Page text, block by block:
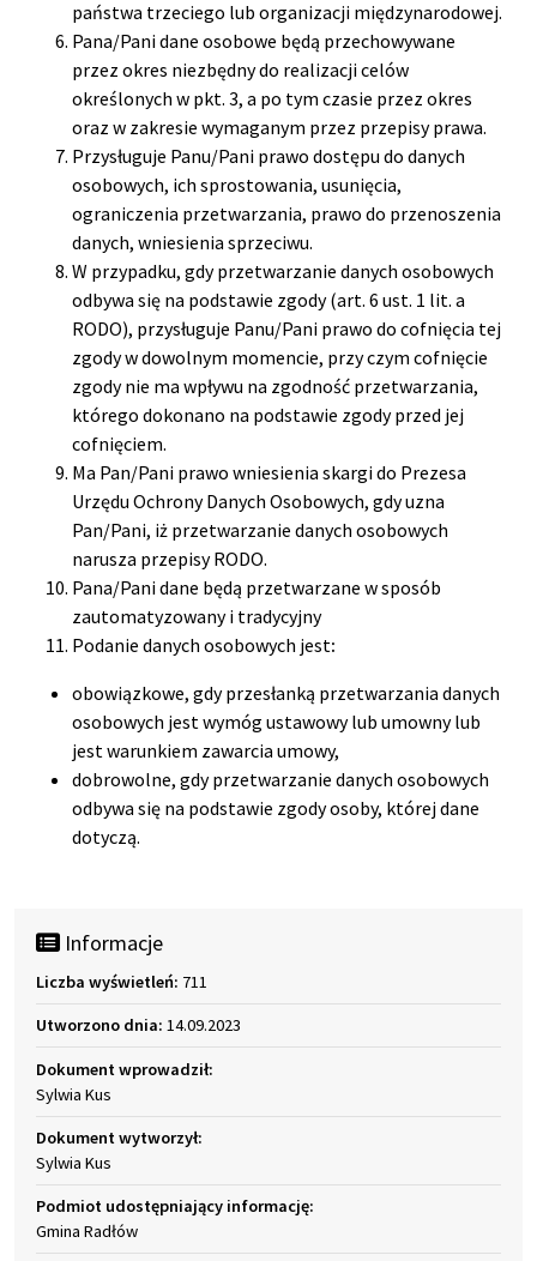
państwa trzeciego lub organizacji międzynarodowej.
Pana/Pani dane osobowe będą przechowywane
przez okres niezbędny do realizacji celów
określonych w pkt. 3, a po tym czasie przez okres
oraz w zakresie wymaganym przez przepisy prawa.
Przysługuje Panu/Pani prawo dostępu do danych
osobowych, ich sprostowania, usunięcia,
ograniczenia przetwarzania, prawo do przenoszenia
danych, wniesienia sprzeciwu.
W przypadku, gdy przetwarzanie danych osobowych
odbywa się na podstawie zgody (art. 6 ust. 1 lit. a
RODO), przysługuje Panu/Pani prawo do cofnięcia tej
zgody w dowolnym momencie, przy czym cofnięcie
zgody nie ma wpływu na zgodność przetwarzania,
którego dokonano na podstawie zgody przed jej
cofnięciem.
Ma Pan/Pani prawo wniesienia skargi do Prezesa
Urzędu Ochrony Danych Osobowych, gdy uzna
Pan/Pani, iż przetwarzanie danych osobowych
narusza przepisy RODO.
Pana/Pani dane będą przetwarzane w sposób
zautomatyzowany i tradycyjny
Podanie danych osobowych jest:
obowiązkowe, gdy przesłanką przetwarzania danych
osobowych jest wymóg ustawowy lub umowny lub
jest warunkiem zawarcia umowy,
dobrowolne, gdy przetwarzanie danych osobowych
odbywa się na podstawie zgody osoby, której dane
dotyczą.
Informacje
Liczba wyświetleń: 711
Utworzono dnia: 14.09.2023
Dokument wprowadził:
Sylwia Kus
Dokument wytworzył:
Sylwia Kus
Podmiot udostępniający informację:
Gmina Radłów